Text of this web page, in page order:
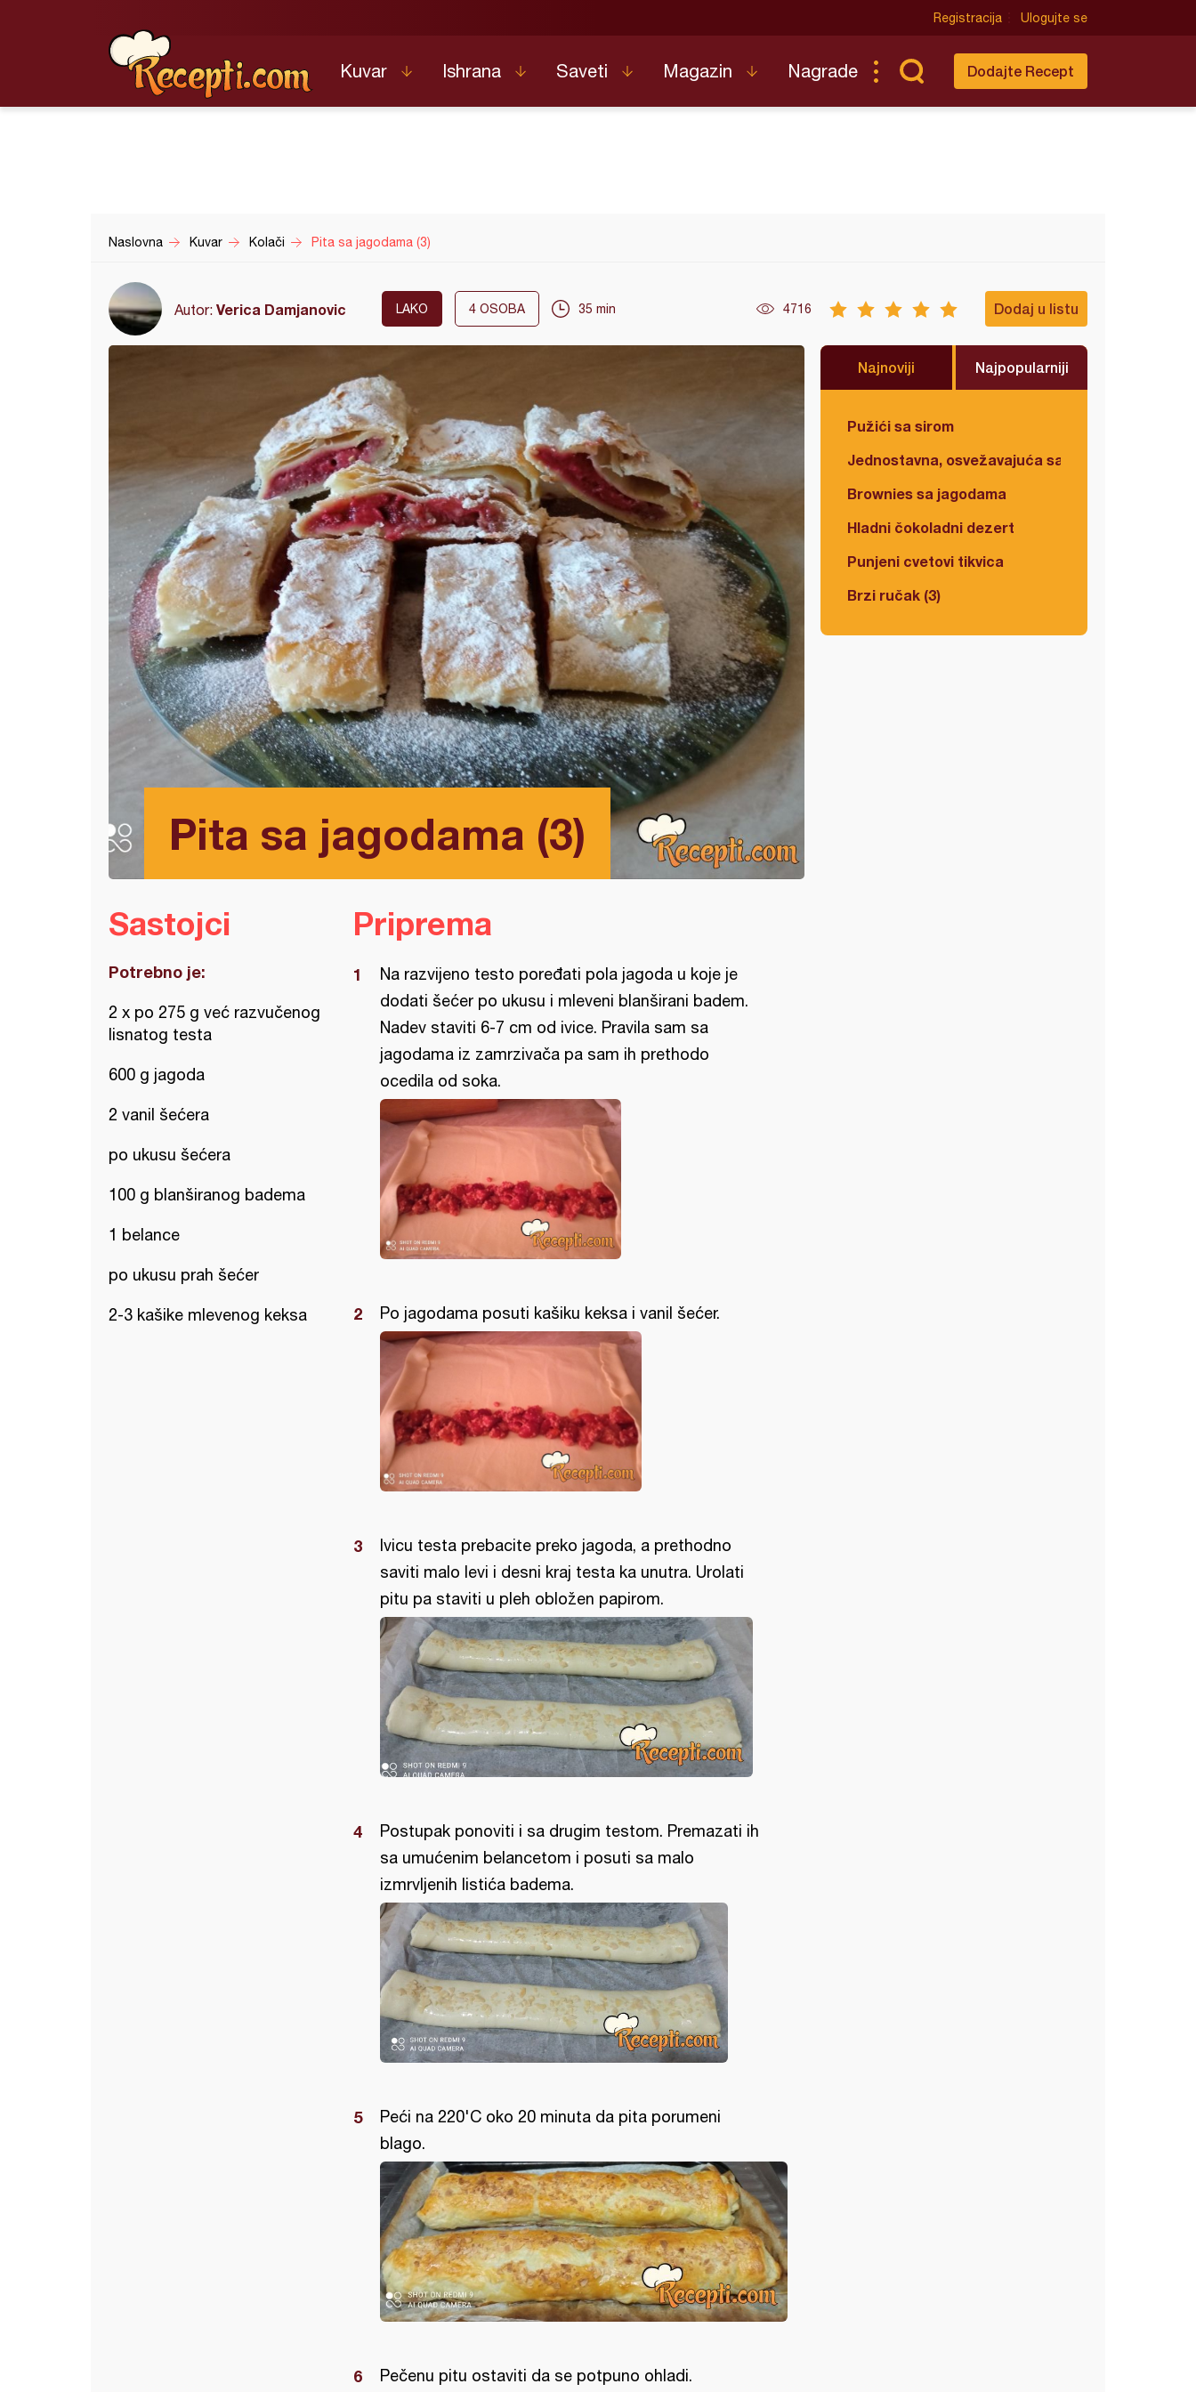
Registracija Ulogujte se
Kuvar Ishrana Saveti Magazin Nagrade Dodajte Recept
Naslovna Kuvar Kolači Pita sa jagodama (3)
Autor: Verica Damjanovic LAKO 4 OSOBA 35 min 4716 Dodaj u listu
Pita sa jagodama (3)
Najnoviji Najpopularniji
Pužići sa sirom
Jednostavna, osvežavajuća salata
Brownies sa jagodama
Hladni čokoladni dezert
Punjeni cvetovi tikvica
Brzi ručak (3)
Sastojci
Potrebno je:
2 x po 275 g već razvučenog
lisnatog testa
600 g jagoda
2 vanil šećera
po ukusu šećera
100 g blanširanog badema
1 belance
po ukusu prah šećer
2-3 kašike mlevenog keksa
Priprema
Na razvijeno testo poređati pola jagoda u koje je
dodati šećer po ukusu i mleveni blanširani badem.
Nadev staviti 6-7 cm od ivice. Pravila sam sa
jagodama iz zamrzivača pa sam ih prethodo
ocedila od soka.
Po jagodama posuti kašiku keksa i vanil šećer.
Ivicu testa prebacite preko jagoda, a prethodno
saviti malo levi i desni kraj testa ka unutra. Urolati
pitu pa staviti u pleh obložen papirom.
Postupak ponoviti i sa drugim testom. Premazati ih
sa umućenim belancetom i posuti sa malo
izmrvljenih listića badema.
Peći na 220'C oko 20 minuta da pita porumeni
blago.
Pečenu pitu ostaviti da se potpuno ohladi.